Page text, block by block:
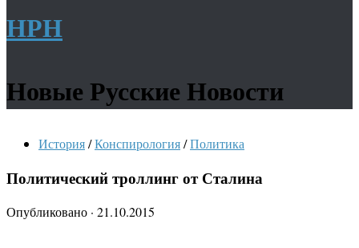
НРН
Новые Русские Новости
История/Конспирология/Политика
Политический троллинг от Сталина
Опубликовано · 21.10.2015